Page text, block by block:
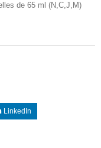
de 65 ml (N,C,J,M)
LinkedIn